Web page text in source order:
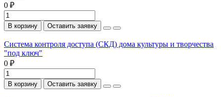
0 ₽
В корзину Оставить заявку
Система контроля доступа (СКД) дома культуры и творчества
"под ключ"
0 ₽
В корзину Оставить заявку